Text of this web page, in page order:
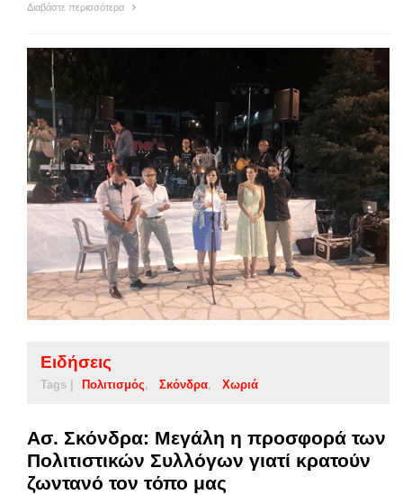
Διαβάστε περισσότερα
Ειδήσεις
Tags | Πολιτισμός Σκόνδρα Χωριά
Ασ. Σκόνδρα: Μεγάλη η προσφορά των
Πολιτιστικών Συλλόγων γιατί κρατούν
ζωντανό τον τόπο μας